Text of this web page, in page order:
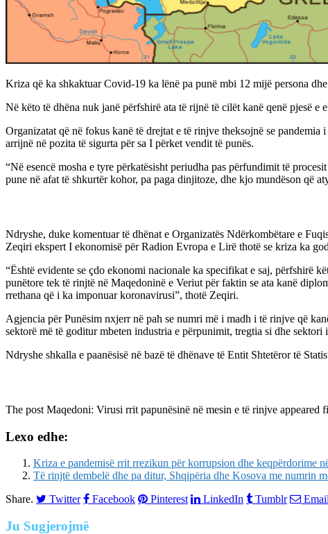
Kriza që ka shkaktuar Covid-19 ka lënë pa punë mbi 12 mijë persona
Në këto të dhëna nuk janë përfshirë ata të rijnë të cilët kanë qenë pjesë
Organizatat që në fokus kanë të drejtat e të rinjve theksojnë se
arrijnë në pozita të sigurta për sa I përket vendit të punës.
“Në esencë mosha e tyre përkatësisht periudha pas përfundimit të
pune në afat të shkurtër kohor, pa paga dinjitoze, dhe kjo mundëson që
Ndryshe, duke komentuar të dhënat e Organizatës Ndërkombëtare e
Zeqiri ekspert I ekonomisë për Radion Evropa e Lirë thotë se kriza ka
“Është evidente se çdo ekonomi nacionale ka specifikat e saj, përfshirë
punëtore tek të rinjtë në Maqedoninë e Veriut për faktin se ata kanë
rrethana që i ka imponuar koronavirusi”, thotë Zeqiri.
Agjencia për Punësim nxjerr në pah se numri më i madh i të rinjve që
sektorë më të goditur mbeten industria e përpunimit, tregtia si dhe sektori
Ndryshe shkalla e paanësisë në bazë të dhënave të Entit Shtetëror të
The post Maqedoni: Virusi rrit papunësinë në mesin e të rinjve appeared
Lexo edhe:
Kriza e pandemisë rrit rrezikun për korrupsion dhe keqpërdorime
Të rinjtë dembelë dhe pa ditur, Shqipëria dhe Kosova me numrin
Share.
Twitter Facebook Pinterest LinkedIn Tumblr Email
Ju Sugjerojmë